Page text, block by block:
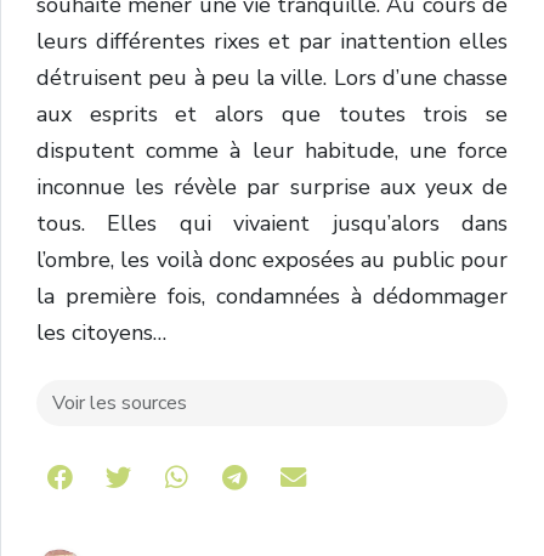
leurs différentes rixes et par inattention elles
détruisent peu à peu la ville. Lors d’une chasse
aux esprits et alors que toutes trois se
disputent comme à leur habitude, une force
inconnue les révèle par surprise aux yeux de
tous. Elles qui vivaient jusqu’alors dans
l’ombre, les voilà donc exposées au public pour
la première fois, condamnées à dédommager
les citoyens…
Voir les sources
Share on Telegram